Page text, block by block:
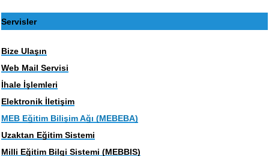
Servisler
Bize Ulaşın
Web Mail Servisi
İhale İşlemleri
Elektronik İletişim
MEB Eğitim Bilişim Ağı (MEBEBA)
Uzaktan Eğitim Sistemi
Milli Eğitim Bilgi Sistemi (MEBBIS)